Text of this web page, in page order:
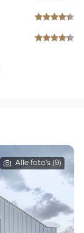
Alle foto's (9)